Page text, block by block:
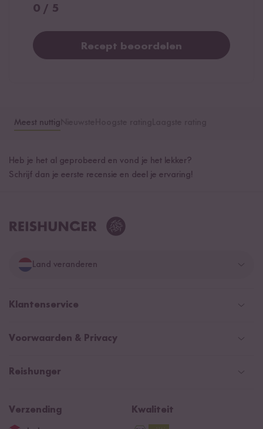
0 / 5
Recept beoordelen
Meest nuttig
Heb je het al geprobeerd en vond je het lekker?
Schrijf dan je eerste recensie en deel je ervaring!
Land veranderen
Duitsland
Nederland
Klantenservice
Help Center (FAQ)
Betaalmethoden
Reishunger lexicon
Voorwaarden & Privacy
Retourneren
Privacy
Impressum
Reishunger
Verzending
Kwaliteit